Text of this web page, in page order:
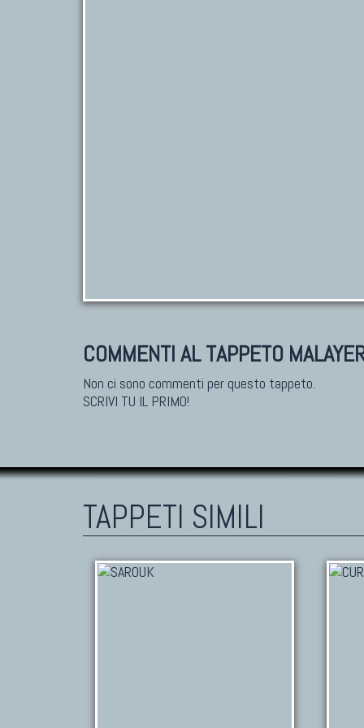
COMMENTI AL TAPPETO
Non ci sono commenti per questo tappeto.
SCRIVI TU IL PRIMO!
TAPPETI SIMILI